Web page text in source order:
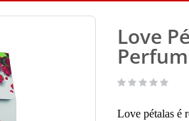
Love
Love pétalas é